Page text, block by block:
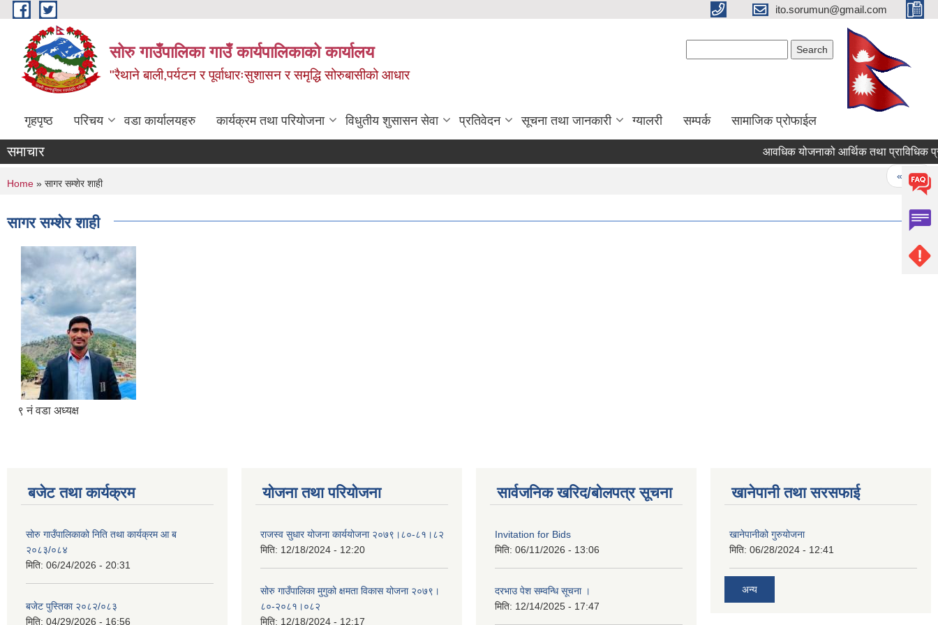
Skip to main content ito.sorumun@gmail.com
सोरु गाउँपालिका गाउँ कार्यपालिकाको कार्यालय
"रैथाने बाली,पर्यटन र पूर्वाधारःसुशासन र समृद्धि सोरुबासीको आधार
गृहपृष्ठ परिचय वडा कार्यालयहरु कार्यक्रम तथा परियोजना विधुतीय शुसासन सेवा प्रतिवेदन सूचना तथा जानकारी ग्यालरी सम्पर्क सामाजिक प्रोफाईल
समाचार आवधिक योजनाको आर्थिक तथा प्राविधिक
« first
You are here
Home » सागर सम्शेर शाही
सागर सम्शेर शाही
९ नं वडा अध्यक्ष
बजेट तथा कार्यक्रम
सोरु गाउँपालिकाको निति तथा कार्यक्रम आ ब
२०८३/०८४
मिति: 06/24/2026 - 20:31
बजेट पुस्तिका २०८२/०८३
मिति: 04/29/2026 - 16:56
योजना तथा परियोजना
राजस्व सुधार योजना कार्ययोजना २०७९।८०-८१।८२
मिति: 12/18/2024 - 12:20
सोरु गाउँपालिका मुगुको क्षमता विकास योजना २०७९।
८०-२०८१।०८२
मिति: 12/18/2024 - 12:17
सार्वजनिक खरिद/बोलपत्र सूचना
Invitation for Bids
मिति: 06/11/2026 - 13:06
दरभाउ पेश सम्वन्धि सूचना ।
मिति: 12/14/2025 - 17:47
खानेपानी तथा सरसफाई
खानेपानीको गुरुयोजना
मिति: 06/28/2024 - 12:41
अन्य